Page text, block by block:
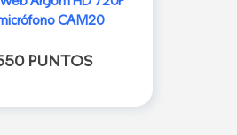
CAM20
PUNTOS